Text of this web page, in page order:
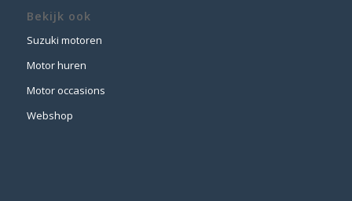
Bekijk ook
Suzuki motoren
Motor huren
Motor occasions
Webshop